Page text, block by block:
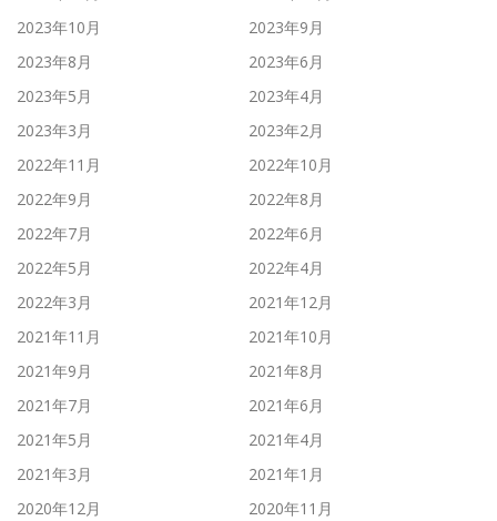
2023年10月
2023年9月
2023年8月
2023年6月
2023年5月
2023年4月
2023年3月
2023年2月
2022年11月
2022年10月
2022年9月
2022年8月
2022年7月
2022年6月
2022年5月
2022年4月
2022年3月
2021年12月
2021年11月
2021年10月
2021年9月
2021年8月
2021年7月
2021年6月
2021年5月
2021年4月
2021年3月
2021年1月
2020年12月
2020年11月